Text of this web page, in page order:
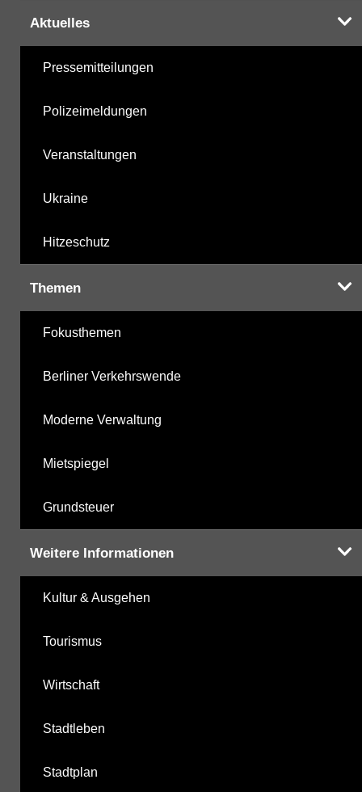
Aktuelles
Pressemitteilungen
Polizeimeldungen
Veranstaltungen
Ukraine
Hitzeschutz
Themen
Fokusthemen
Berliner Verkehrswende
Moderne Verwaltung
Mietspiegel
Grundsteuer
Weitere Informationen
Kultur & Ausgehen
Tourismus
Wirtschaft
Stadtleben
Stadtplan